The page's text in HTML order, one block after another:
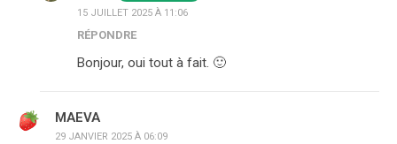
15 JUILLET 2025 À 11:06
RÉPONDRE
Bonjour, oui tout à fait. 🙂
MAEVA
29 JANVIER 2025 À 06:09